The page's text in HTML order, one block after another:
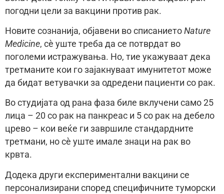
погодни цели за вакцини против рак.
Новите сознанија, објавени во списанието Nature
Medicine, сè уште треба да се потврдат во
поголеми истражувања. Но, тие укажуваат дека
третманите кои го зајакнуваат имунитетот може
да бидат ветувачки за одредени пациенти со рак.
Во студијата од рана фаза биле вклучени само 25
лица – 20 со рак на панкреас и 5 со рак на дебело
црево – кои веќе ги завршиле стандардните
третмани, но сè уште имале знаци на рак во
крвта.
Додека други експериментални вакцини се
персонализирани според специфичните туморски